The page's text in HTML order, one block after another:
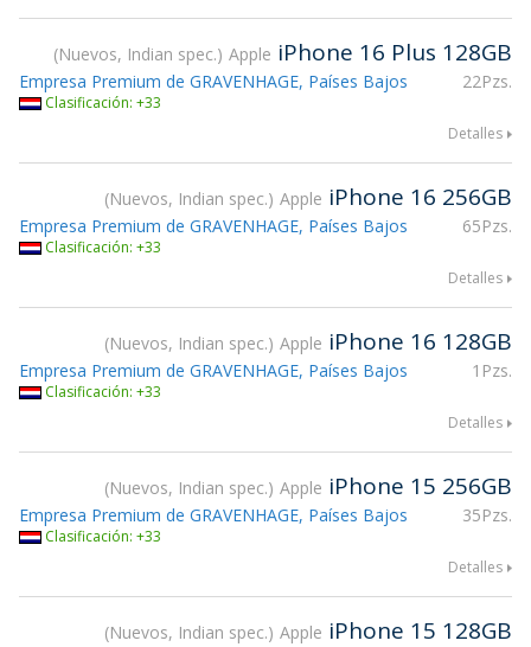
Nuevos, Indian spec. Apple iPhone 16 Plus 128GB
22Pzs.
Empresa Premium de GRAVENHAGE, Países Bajos
Clasificación: +33
Detalles
Nuevos, Indian spec. Apple iPhone 16 256GB
65Pzs.
Empresa Premium de GRAVENHAGE, Países Bajos
Clasificación: +33
Detalles
Nuevos, Indian spec. Apple iPhone 16 128GB
1Pzs.
Empresa Premium de GRAVENHAGE, Países Bajos
Clasificación: +33
Detalles
Nuevos, Indian spec. Apple iPhone 15 256GB
35Pzs.
Empresa Premium de GRAVENHAGE, Países Bajos
Clasificación: +33
Detalles
Nuevos, Indian spec. Apple iPhone 15 128GB